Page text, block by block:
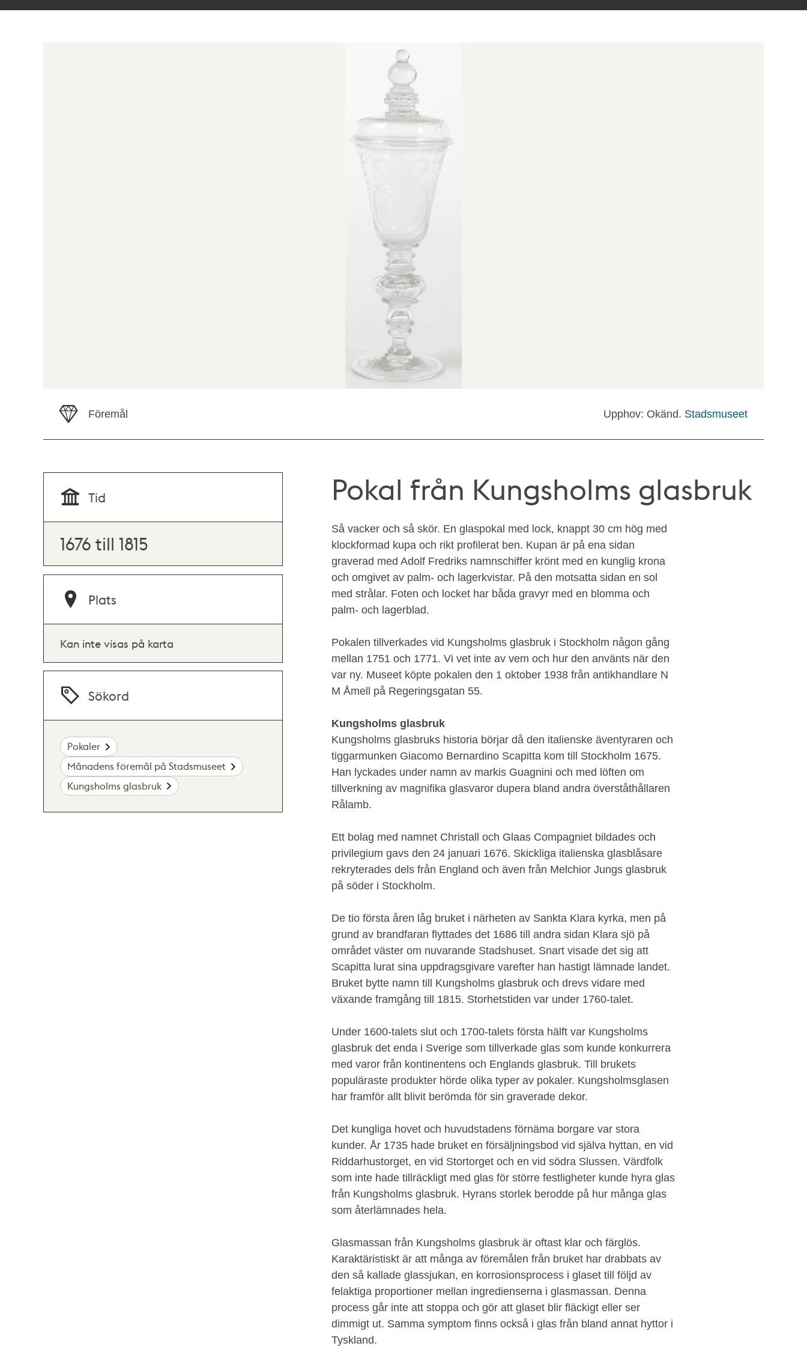
Föremål Upphov: Okänd. Stadsmuseet
Pokal från Kungsholms glasbruk
Så vacker och så skör. En glaspokal med lock, knappt 30 cm hög med
klockformad kupa och rikt profilerat ben. Kupan är på ena sidan
graverad med Adolf Fredriks namnschiffer krönt med en kunglig krona
och omgivet av palm- och lagerkvistar. På den motsatta sidan en sol
med strålar. Foten och locket har båda gravyr med en blomma och
palm- och lagerblad.
Pokalen tillverkades vid Kungsholms glasbruk i Stockholm någon gång
mellan 1751 och 1771. Vi vet inte av vem och hur den använts när den
var ny. Museet köpte pokalen den 1 oktober 1938 från antikhandlare N
M Åmell på Regeringsgatan 55.
Kungsholms glasbruk
Kungsholms glasbruks historia börjar då den italienske äventyraren och
tiggarmunken Giacomo Bernardino Scapitta kom till Stockholm 1675.
Han lyckades under namn av markis Guagnini och med löften om
tillverkning av magnifika glasvaror dupera bland andra överståthållaren
Rålamb.
Ett bolag med namnet Christall och Glaas Compagniet bildades och
privilegium gavs den 24 januari 1676. Skickliga italienska glasblåsare
rekryterades dels från England och även från Melchior Jungs glasbruk
på söder i Stockholm.
De tio första åren låg bruket i närheten av Sankta Klara kyrka, men på
grund av brandfaran flyttades det 1686 till andra sidan Klara sjö på
området väster om nuvarande Stadshuset. Snart visade det sig att
Scapitta lurat sina uppdragsgivare varefter han hastigt lämnade landet.
Bruket bytte namn till Kungsholms glasbruk och drevs vidare med
växande framgång till 1815. Storhetstiden var under 1760-talet.
Under 1600-talets slut och 1700-talets första hälft var Kungsholms
glasbruk det enda i Sverige som tillverkade glas som kunde konkurrera
med varor från kontinentens och Englands glasbruk. Till brukets
populäraste produkter hörde olika typer av pokaler. Kungsholmsglasen
har framför allt blivit berömda för sin graverade dekor.
Det kungliga hovet och huvudstadens förnäma borgare var stora
kunder. År 1735 hade bruket en försäljningsbod vid själva hyttan, en vid
Riddarhustorget, en vid Stortorget och en vid södra Slussen. Värdfolk
som inte hade tillräckligt med glas för större festligheter kunde hyra glas
från Kungsholms glasbruk. Hyrans storlek berodde på hur många glas
som återlämnades hela.
Glasmassan från Kungsholms glasbruk är oftast klar och färglös.
Karaktäristiskt är att många av föremålen från bruket har drabbats av
den så kallade glassjukan, en korrosionsprocess i glaset till följd av
felaktiga proportioner mellan ingredienserna i glasmassan. Denna
process går inte att stoppa och gör att glaset blir fläckigt eller ser
dimmigt ut. Samma symptom finns också i glas från bland annat hyttor i
Tyskland.
Tid
1676 till 1815
Plats
Kan inte visas på karta
Sökord
Pokaler
Månadens föremål på Stadsmuseet
Kungsholms glasbruk